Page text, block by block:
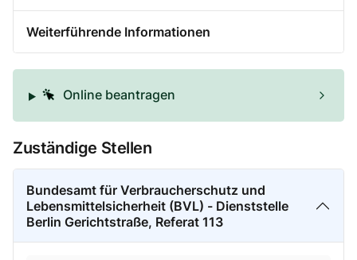
Weiterführende Informationen
Online beantragen
Zuständige Stellen
Bundesamt für Verbraucherschutz und
Lebensmittelsicherheit (BVL) - Dienststelle
Berlin Gerichtstraße, Referat 113